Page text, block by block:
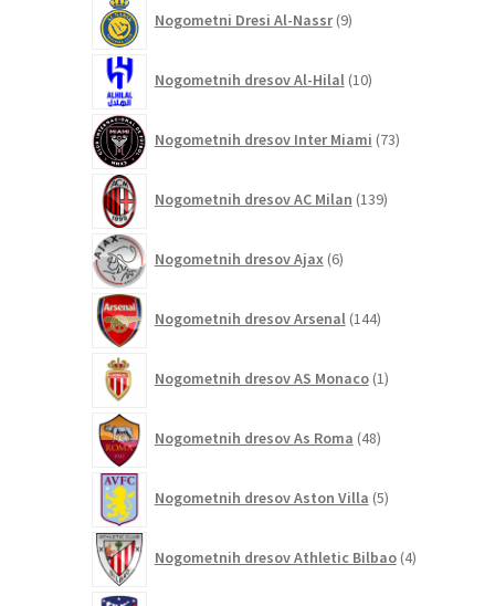
Nogometni Dresi Al-Nassr 9izdelkov
Nogometnih dresov Al-Hilal 10izdelkov
Nogometnih dresov Inter Miami 73izdelkov
Nogometnih dresov AC Milan 139izdelkov
Nogometnih dresov Ajax 6izdelkov
Nogometnih dresov Arsenal 144izdelkov
Nogometnih dresov AS Monaco 1izdelek
Nogometnih dresov As Roma 48izdelkov
Nogometnih dresov Aston Villa 5izdelkov
Nogometnih dresov Athletic Bilbao 4izdelki